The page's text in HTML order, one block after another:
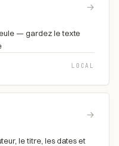
→
— gardez le texte
LOCAL
→
le titre, les dates et